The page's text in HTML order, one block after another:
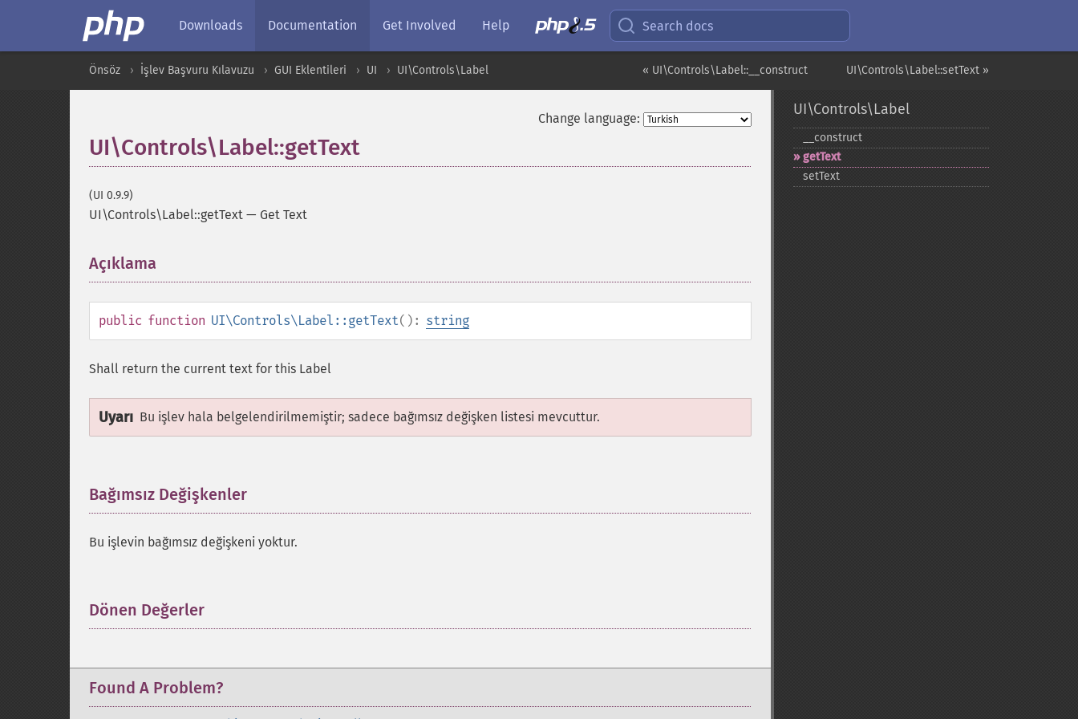
Downloads Documentation Get Involved Help Search docs
UI\Controls\Label::setText »
« UI\Controls\Label::__construct
Önsöz İşlev Başvuru Kılavuzu GUI Eklentileri UI UI\Controls\Label
Change language:
UI\Controls\Label::getText
(UI 0.9.9)
UI\Controls\Label::getText — Get Text
Açıklama
public function UI\Controls\Label::getText(): string
Shall return the current text for this Label
Uyarı Bu işlev hala belgelendirilmemiştir; sadece bağımsız değişken listesi mevcuttur.
Bağımsız Değişkenler
Bu işlevin bağımsız değişkeni yoktur.
Dönen Değerler
Found A Problem?
UI\Controls\Label
_​_​construct
getText
setText